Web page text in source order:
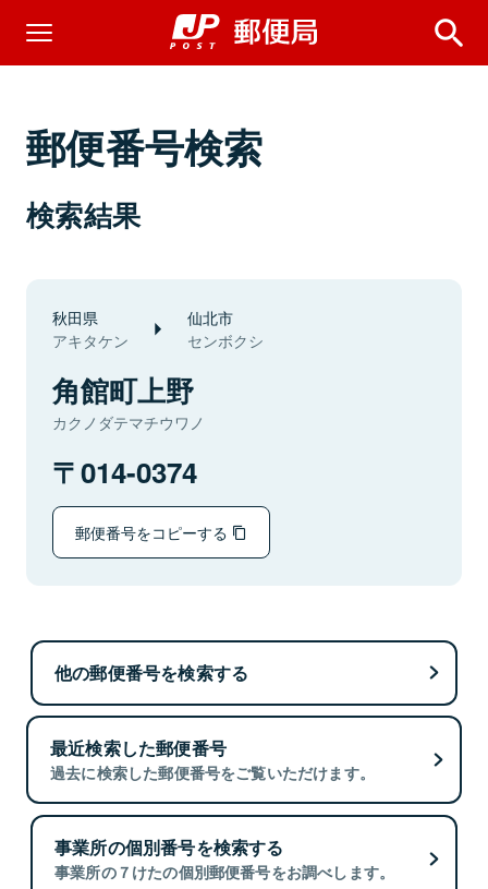
郵便番号検索
検索結果
秋田県
アキタケン
仙北市
センボクシ
角館町上野
カクノダテマチウワノ
014-0374
郵便番号をコピーする
他の郵便番号を検索する
最近検索した郵便番号
過去に検索した郵便番号をご覧いただけます。
事業所の個別番号を検索する
事業所の７けたの個別郵便番号をお調べします。